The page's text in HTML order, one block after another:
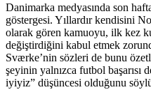
Danimarka medyasında son
göstergesi. Yıllardır kendisini
olarak gören kamuoyu, ilk kez
değiştirdiğini kabul etmek
Sværke’nin sözleri de bunu
şeyinin yalnızca futbol başarısı
iyiyiz” düşüncesi olduğunu